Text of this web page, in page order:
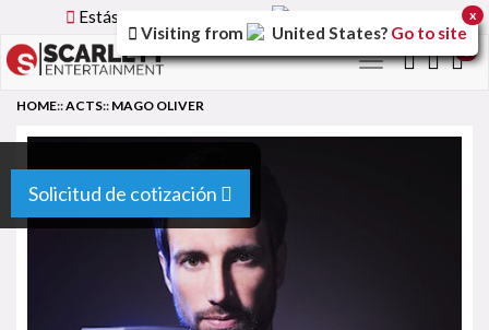
Estás utilizando la versión
Toggle
Solicitud de cotización
HOME::ACTS:: MAGO OLIVER
Visiting from United States? Go to site
x